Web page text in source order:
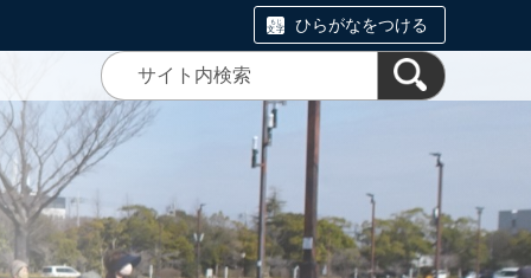
ひらがなをつける